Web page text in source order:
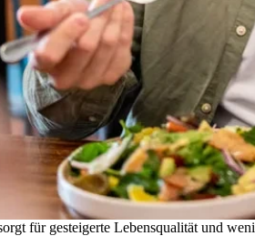
für gesteigerte Lebensqualität und